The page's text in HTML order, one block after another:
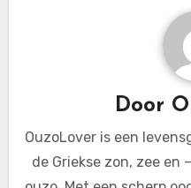
Door
OuzoLover is een
de Griekse zon, zee en